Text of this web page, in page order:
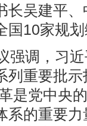
长吴建平
国10家规
强调，习
列重要批
是党中央
系的重要